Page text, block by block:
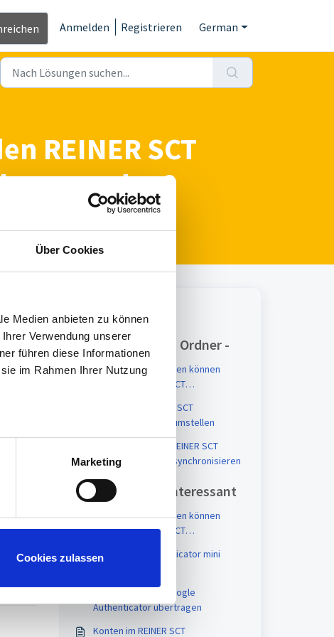
Über Cookies
Medien anbieten zu können
Verwendung unserer
führen diese Informationen
im Rahmen Ihrer Nutzung
Marketing
Cookies zulassen
Anmelden Registrieren German
REINER SCT
werden?
Print
Artikel in diesem Ordner -
Welche Anwendungen können
durch den REINER SCT
abgesichert werden?
Zeitzone im REINER SCT
Authenticator mini umstellen
Interne Uhrzeit im REINER SCT
Authenticator mini synchronisieren
Vielleicht auch interessant
Welche Anwendungen können
durch den REINER SCT
abgesichert werden?
REINER SCT Authenticator mini
Konten aus dem Google
Authenticator übertragen
Konten im REINER SCT